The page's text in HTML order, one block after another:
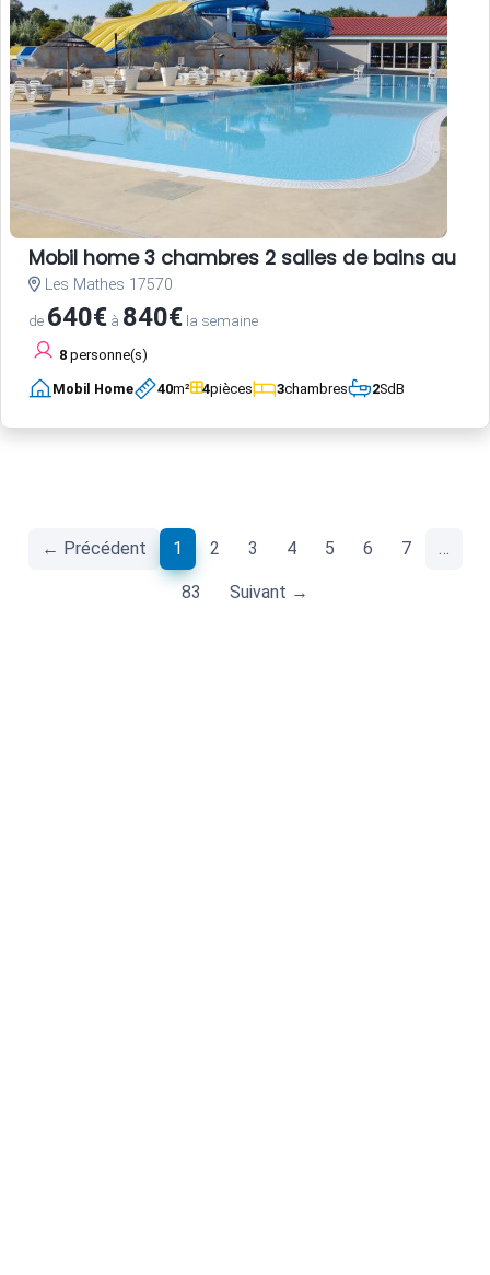
Mobil home 3 chambres 2 salles de bains au
Les Mathes 17570
de 640€ à 840€ la semaine
8 personne(s)
Mobil Home 40m² 4pièces 3chambres 2SdB
← Précédent 1 (current)
2 3 4 5 6 7 …
83 Suivant →